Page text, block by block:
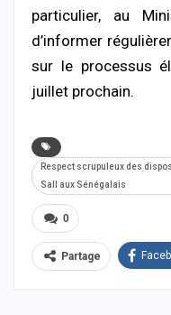
particulier, au
d’informer
sur le processus
juillet prochain.
Respect scrupuleux des
Sall aux Sénégalais
0
Partage